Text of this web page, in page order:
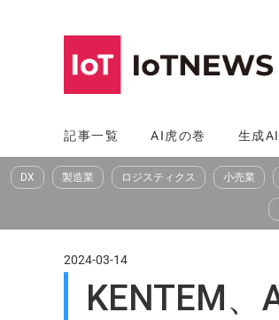
へ
ス
記事一覧 AI虎の巻 生成
DX 製造業 ロジスティクス 小売業
2024-03-14
KENTEM